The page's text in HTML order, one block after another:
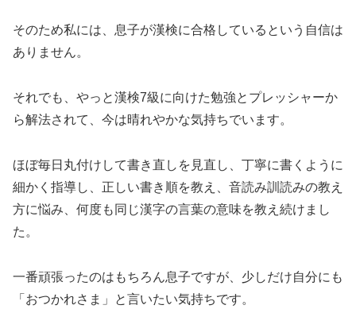
そのため私には、息子が漢検に合格しているという自信は
ありません。
それでも、やっと漢検7級に向けた勉強とプレッシャーか
ら解法されて、今は晴れやかな気持ちでいます。
ほぼ毎日丸付けして書き直しを見直し、丁寧に書くように
細かく指導し、正しい書き順を教え、音読み訓読みの教え
方に悩み、何度も同じ漢字の言葉の意味を教え続けまし
た。
一番頑張ったのはもちろん息子ですが、少しだけ自分にも
「おつかれさま」と言いたい気持ちです。